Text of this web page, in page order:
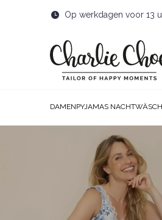
DAMENPYJAMAS
Op werkdagen voor 13